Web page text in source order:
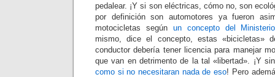
pedalear. ¡Y si son eléctricas, cómo no, son
por definición son automotores ya fueron
motocicletas según un concepto del
mismo, dice el concepto, estas «bicicletas»
conductor debería tener licencia para manejar
que van en detrimento de la tal «libertad». ¡Y
como si no necesitaran nada de eso! Pero